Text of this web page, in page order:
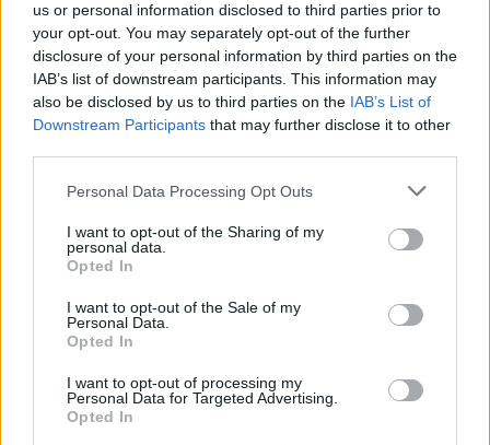
us or personal information disclosed to third parties prior to
your opt-out. You may separately opt-out of the further
disclosure of your personal information by third parties on the
IAB’s list of downstream participants. This information may
also be disclosed by us to third parties on the IAB’s List of
Downstream Participants that may further disclose it to other
Personal Data Processing Opt Outs
I want to opt-out of the Sharing of my
personal data.
Opted In
I want to opt-out of the Sale of my
Personal Data.
Opted In
I want to opt-out of processing my
Personal Data for Targeted Advertising.
Opted In
Žinios | Videobumas
00:00:58
Į protestuotojų minią įsirėžęs taksi automobilis sukėlė
paniką
Vilniuje užfiksavo nesuvokiamą taksi keleivio elgesį
kelyje – tikslo galėjo nepasiekti
taksistų
Žinios | Pasaulis